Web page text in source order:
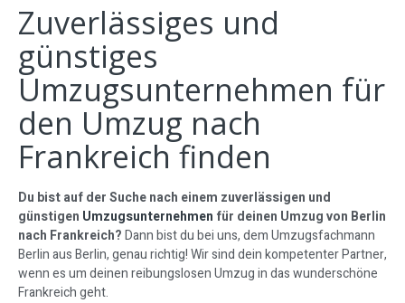
Zuverlässiges und
günstiges
Umzugsunternehmen für
den Umzug nach
Frankreich finden
Du bist auf der Suche nach einem zuverlässigen und
günstigen Umzugsunternehmen für deinen Umzug von Berlin
nach Frankreich?Dann bist du bei uns, dem Umzugsfachmann
Berlin aus Berlin, genau richtig! Wir sind dein kompetenter Partner,
wenn es um deinen reibungslosen Umzug in das wunderschöne
Frankreich geht.